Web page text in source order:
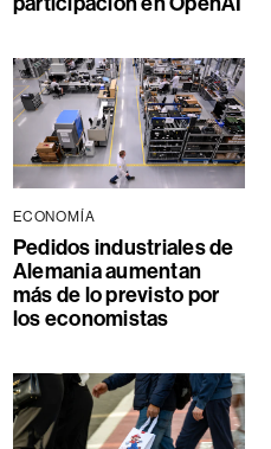
ECONOMÍA
Pedidos industriales de
Alemania aumentan
más de lo previsto por
los economistas